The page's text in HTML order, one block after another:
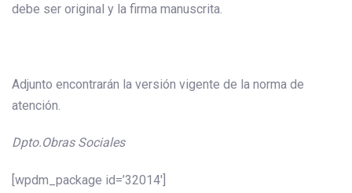
debe ser original y la firma manuscrita.
Adjunto encontrarán la versión vigente de la norma de
atención.
Dpto.Obras Sociales
[wpdm_package id=’32014′]